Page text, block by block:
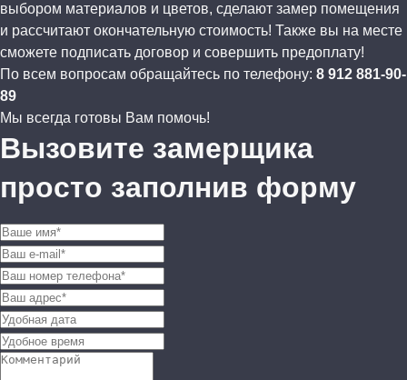
выбором материалов и цветов, сделают замер помещения
и рассчитают окончательную стоимость! Также вы на месте
сможете подписать договор и совершить предоплату!
По всем вопросам обращайтесь по телефону: 8 912 881-90-
89
Мы всегда готовы Вам помочь!
Вызовите замерщика
просто заполнив форму